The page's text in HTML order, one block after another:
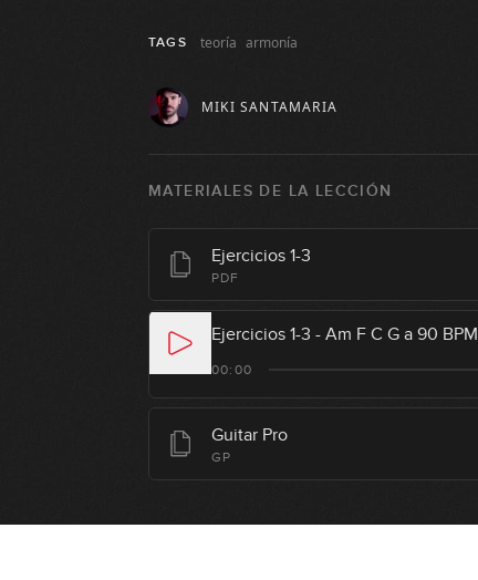
TAGS teoría armonía
MIKI SANTAMARIA
MATERIALES DE LA LECCIÓN
Ejercicios 1-3
PDF
Ejercicios 1-3 - Am F C G a 90 BPM
00:00
Guitar Pro
GP